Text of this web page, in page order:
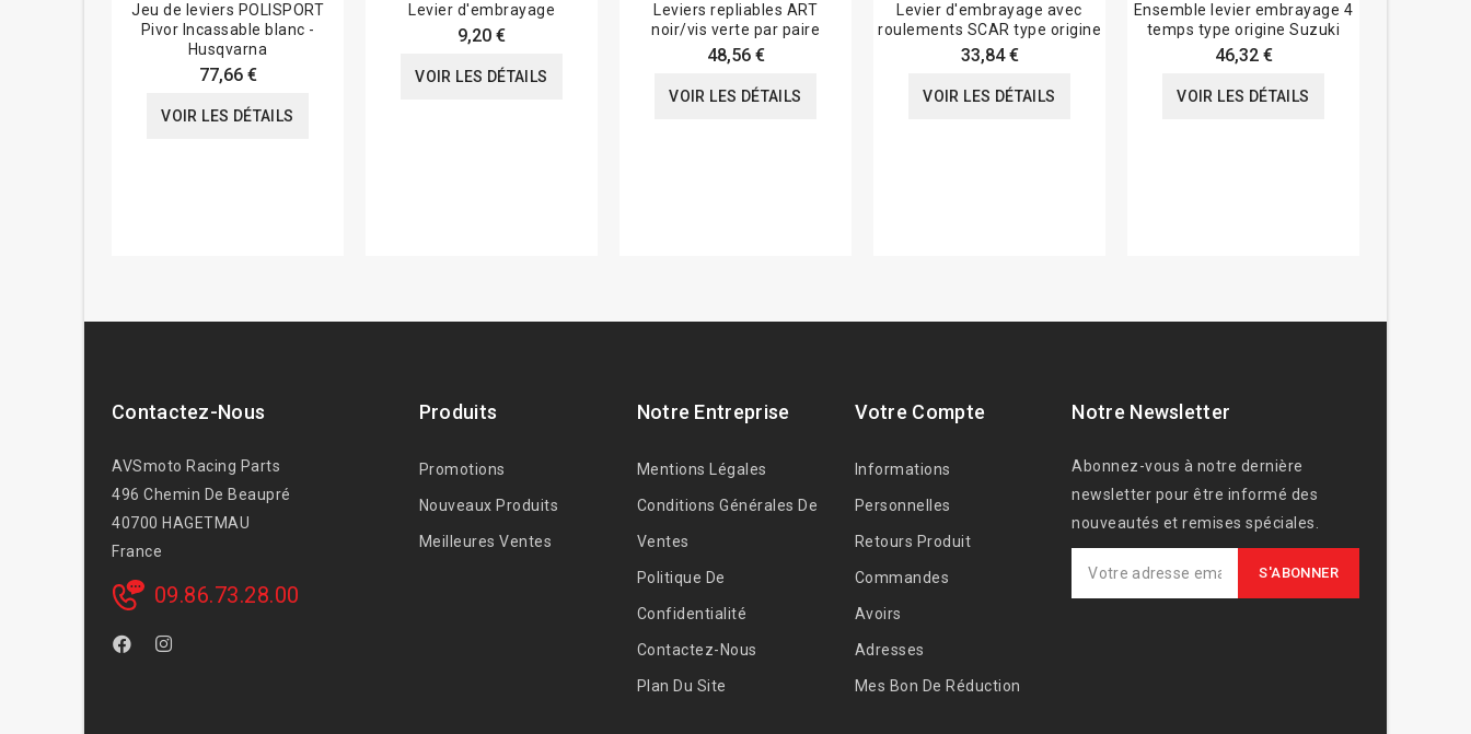
Jeu de leviers POLISPORT
Pivor Incassable blanc -
Husqvarna
77,66 €
VOIR LES DÉTAILS
Levier d'embrayage
9,20 €
VOIR LES DÉTAILS
Leviers repliables ART
noir/vis verte par paire
48,56 €
VOIR LES DÉTAILS
Levier d'embrayage avec
roulements SCAR type origine
33,84 €
VOIR LES DÉTAILS
Ensemble levier embrayage 4
temps type origine Suzuki
46,32 €
VOIR LES DÉTAILS
Contactez-Nous
AVSmoto Racing Parts
496 Chemin De Beaupré
40700 HAGETMAU
France
09.86.73.28.00
Produits
Promotions
Nouveaux Produits
Meilleures Ventes
Notre Entreprise
Mentions Légales
Conditions Générales De
Ventes
Politique De
Confidentialité
Contactez-Nous
Plan Du Site
Votre Compte
Informations
Personnelles
Retours Produit
Commandes
Avoirs
Adresses
Mes Bon De Réduction
Notre Newsletter
Abonnez-vous à notre dernière
newsletter pour être informé des
nouveautés et remises spéciales.